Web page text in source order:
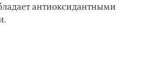
антиоксидантными